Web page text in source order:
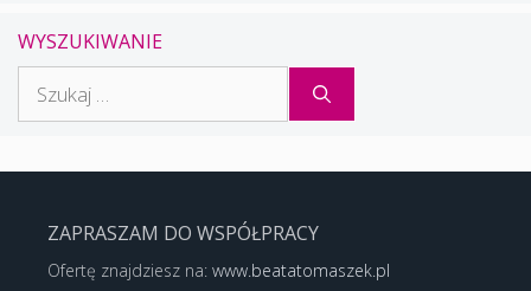
WYSZUKIWANIE
ZAPRASZAM DO WSPÓŁPRACY
Ofertę znajdziesz na: www.beatatomaszek.pl